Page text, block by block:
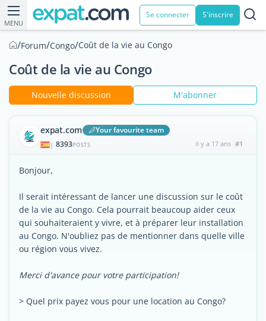
MENU
Se connecter S'inscrire
/Forum/Congo/Coût de la vie au Congo
Coût de la vie au Congo
Nouvelle discussion M'abonner
expat.com Your favourite team
| 8393POSTS il y a 17 ans #1
Bonjour,
Il serait intéressant de lancer une discussion sur le coût
de la vie au Congo. Cela pourrait beaucoup aider ceux
qui souhaiteraient y vivre, et à préparer leur installation
au Congo. N'oubliez pas de mentionner dans quelle ville
ou région vous vivez.
Merci d'avance pour votre participation!
> Quel prix payez vous pour une location au Congo?